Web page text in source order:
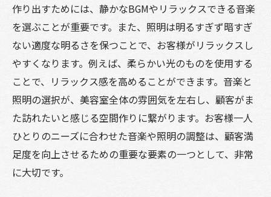
作り出すためには、静かなBGMやリラックスできる音楽
を選ぶことが重要です。また、照明は明るすぎず暗すぎ
ない適度な明るさを保つことで、お客様がリラックスし
やすくなります。例えば、柔らかい光のものを使用する
ことで、リラックス感を高めることができます。音楽と
照明の選択が、美容室全体の雰囲気を左右し、顧客がま
た訪れたいと感じる空間作りに繋がります。お客様一人
ひとりのニーズに合わせた音楽や照明の調整は、顧客満
足度を向上させるための重要な要素の一つとして、非常
に大切です。